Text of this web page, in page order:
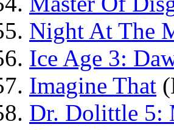
Night At The
Ice Age 3:
Imagine That
Dr. Dolittle 5: